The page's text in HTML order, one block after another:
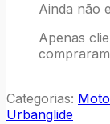
Ainda não
Apenas
Categorias:
Urbanglide